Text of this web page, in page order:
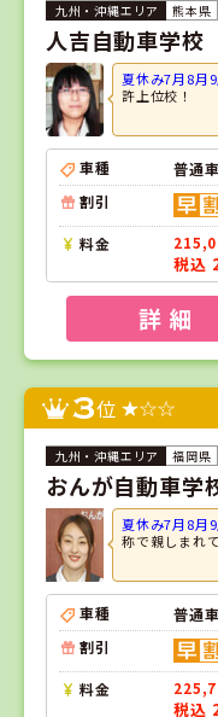
熊本県
人吉自動車学校
夏休み7月8月
許上位校！
車種
普通
割引
料金
税込
詳 細
3位
福岡県
おんが自動車学
夏休み7月8月
称で親しまれ
車種
普通車
割引
料金
税込